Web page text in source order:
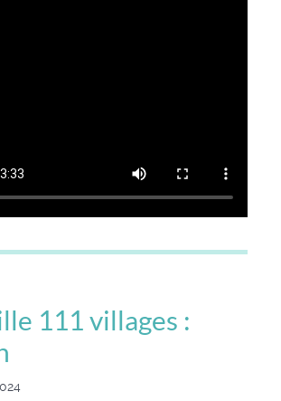
111 villages :